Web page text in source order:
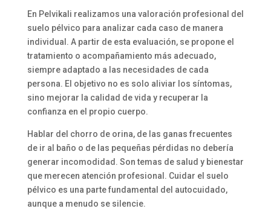
En Pelvikali realizamos una valoración profesional del
suelo pélvico para analizar cada caso de manera
individual. A partir de esta evaluación, se propone el
tratamiento o acompañamiento más adecuado,
siempre adaptado a las necesidades de cada
persona. El objetivo no es solo aliviar los síntomas,
sino mejorar la calidad de vida y recuperar la
confianza en el propio cuerpo.
Hablar del chorro de orina, de las ganas frecuentes
de ir al baño o de las pequeñas pérdidas no debería
generar incomodidad. Son temas de salud y bienestar
que merecen atención profesional. Cuidar el suelo
pélvico es una parte fundamental del autocuidado,
aunque a menudo se silencie.